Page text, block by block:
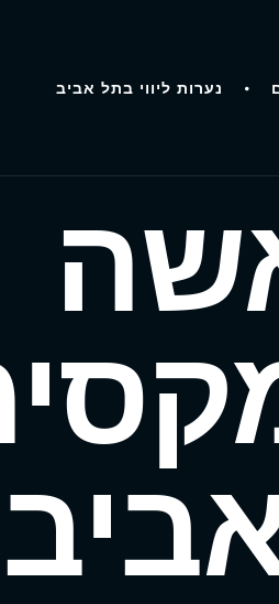
נערות ליווי בתל אביב